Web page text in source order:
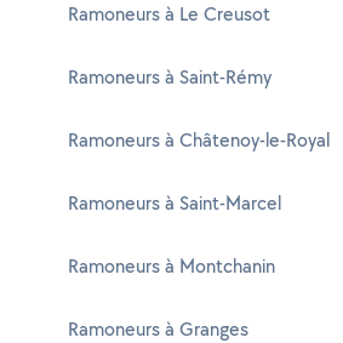
Ramoneurs à Le Creusot
Ramoneurs à Saint-Rémy
Ramoneurs à Châtenoy-le-Royal
Ramoneurs à Saint-Marcel
Ramoneurs à Montchanin
Ramoneurs à Granges